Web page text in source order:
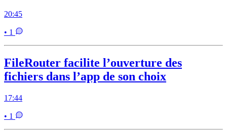
20:45
• 1
FileRouter facilite l’ouverture des
fichiers dans l’app de son choix
17:44
• 1